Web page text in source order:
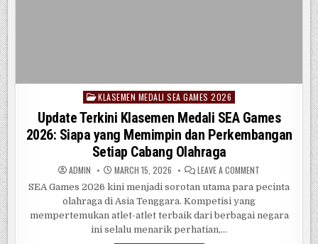
Posted
in
KLASEMEN MEDALI SEA GAMES 2026
Update Terkini Klasemen Medali SEA Games
2026: Siapa yang Memimpin dan Perkembangan
Setiap Cabang Olahraga
ADMIN MARCH 15, 2026 LEAVE A COMMENT
TERKINI
SEA
GAMES
SEA Games 2026 kini menjadi sorotan utama para pecinta
olahraga di Asia Tenggara. Kompetisi yang
mempertemukan atlet-atlet terbaik dari berbagai negara
ini selalu menarik perhatian,…